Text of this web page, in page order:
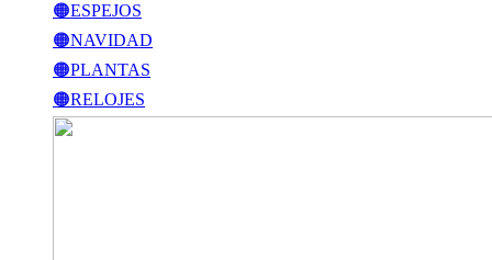
🟠ESPEJOS
🟠NAVIDAD
🟠PLANTAS
🟠RELOJES